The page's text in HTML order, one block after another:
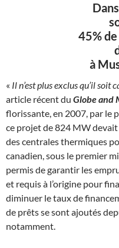
45%
à
« Il n’est plus exclus qu’il soit
article récent du Globe and
florissante, en 2007, par le
ce projet de 824 MW
des centrales thermiques
canadien, sous le premier
permis de garantir les
et requis à l’origine pour
diminuer le taux de
de prêts se sont ajoutés
notamment.